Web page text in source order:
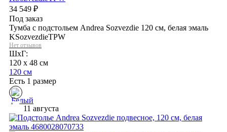
34 549 ₽
Под заказ
Тумба с подстольем Andrea Sozvezdie 120 см, белая эмаль
KSozvezdieTPW
Нет отзывов
ШхГ:
120 x 48 см
120 см
Есть 1 размер
11 августа